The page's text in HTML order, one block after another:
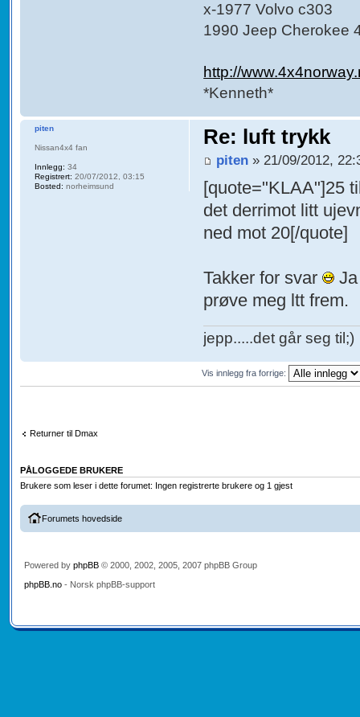
x-1977 Volvo c303
1990 Jeep Cherokee
http://
*Kenneth*
Re: luft trykk
piten » 21/09/2012,
[quote="KLAA"]25
det derrimot litt
ned mot 20[/quote]
Takker for svar
prøve meg ltt frem.
jepp.....det går seg til;)
piten
Nissan4x4 fan
Innlegg: 34
Registrert: 20/07/2012, 03:15
Bosted: norheimsund
Vis innlegg fra forrige:
Returner til Dmax
PÅLOGGEDE BRUKERE
Brukere som leser i dette forumet: Ingen registrerte brukere og 1 gjest
Forumets hovedside
Powered by phpBB© 2000, 2002, 2005, 2007 phpBB Group
phpBB.no- Norsk phpBB-support